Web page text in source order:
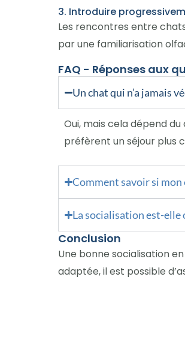
3. Introduire
Les rencontres entre
par une familiarisation
FAQ - Réponses aux
Un chat qui n’a jamais
Oui, mais cela dépend
préfèrent un séjour plus
Comment savoir si
La socialisation est-elle
Conclusion
Une bonne socialisation
adaptée, il est possible